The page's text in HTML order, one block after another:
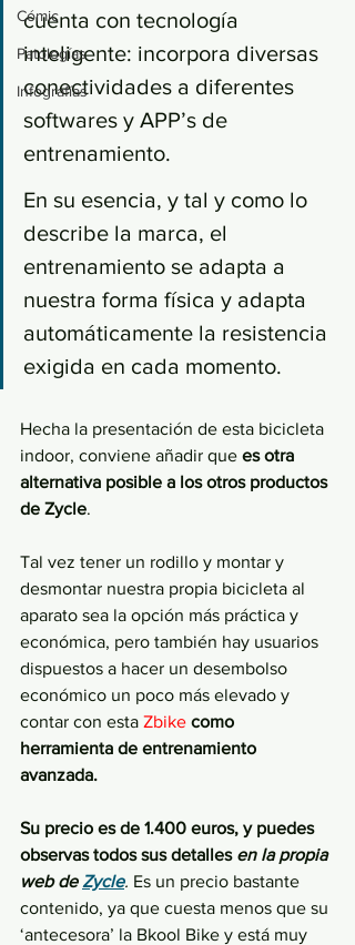
Cómic
Patologías
Infografías
cuenta con tecnología
inteligente: incorpora diversas
conectividades a diferentes
softwares y APP’s de
entrenamiento.
En su esencia, y tal y como lo
describe la marca, el
entrenamiento se adapta a
nuestra forma física y adapta
automáticamente la resistencia
exigida en cada momento.
Hecha la presentación de esta bicicleta
indoor, conviene añadir que es otra
alternativa posible a los otros productos
de Zycle.
Tal vez tener un rodillo y montar y
desmontar nuestra propia bicicleta al
aparato sea la opción más práctica y
económica, pero también hay usuarios
dispuestos a hacer un desembolso
económico un poco más elevado y
contar con esta Zbike como
herramienta de entrenamiento
avanzada.
Su precio es de 1.400 euros, y puedes
observas todos sus detalles en la propia
web de Zycle. Es un precio bastante
contenido, ya que cuesta menos que su
‘antecesora’ la Bkool Bike y está muy